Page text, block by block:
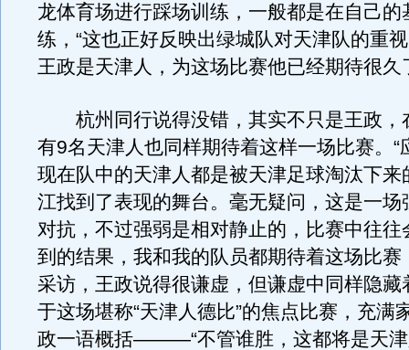
龙体育场进行踩场训练，一般都是在自己的
练，“这也正好反映出绿城队对天津队的重
王政是天津人，为这场比赛他已经期待很久
杭州同行说得没错，其实不只是王政，
有9名天津人也同样期待着这样一场比赛。“
现在队中的天津人都是被天津足球淘汰下来
江找到了表现的舞台。毫无疑问，这是一场
对抗，不过强弱是相对静止的，比赛中往往
到的结果，我和我的队员都期待着这场比赛
采访，王政说得很谦虚，但谦虚中同样隐藏
于这场堪称“天津人德比”的焦点比赛，充满
政一语概括———“不管谁胜，这都将是天津